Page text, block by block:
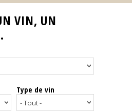
VIN, UN
Type de vin